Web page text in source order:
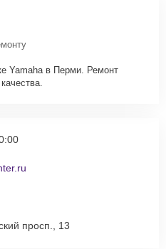
Yamaha в Перми. Ремонт
просп., 13